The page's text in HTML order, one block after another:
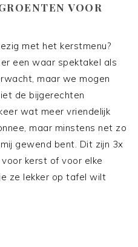
VOOR
met het kerstmenu?
een waar spektakel als
maar we mogen
de bijgerechten
wat meer vriendelijk
maar minstens net zo
gewend bent. Dit zijn 3x
kerst of voor elke
ze lekker op tafel wilt